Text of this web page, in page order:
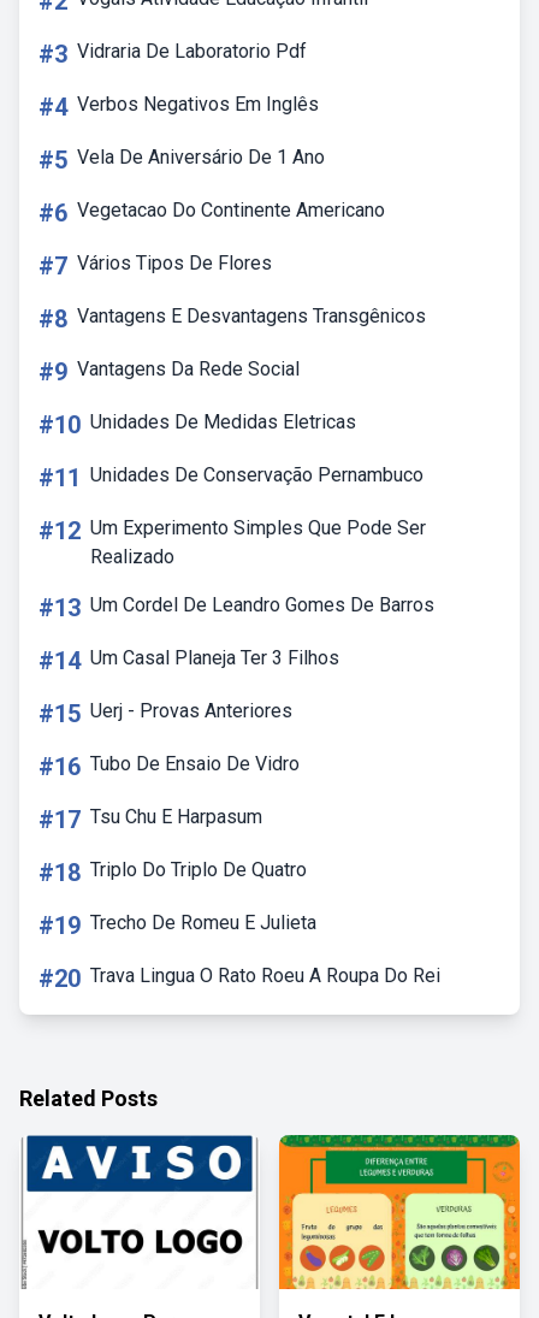
#3 Vidraria De Laboratorio Pdf
#4 Verbos Negativos Em Inglês
#5 Vela De Aniversário De 1 Ano
#6 Vegetacao Do Continente Americano
#7 Vários Tipos De Flores
#8 Vantagens E Desvantagens Transgênicos
#9 Vantagens Da Rede Social
#10 Unidades De Medidas Eletricas
#11 Unidades De Conservação Pernambuco
#12 Um Experimento Simples Que Pode Ser
Realizado
#13 Um Cordel De Leandro Gomes De Barros
#14 Um Casal Planeja Ter 3 Filhos
#15 Uerj - Provas Anteriores
#16 Tubo De Ensaio De Vidro
#17 Tsu Chu E Harpasum
#18 Triplo Do Triplo De Quatro
#19 Trecho De Romeu E Julieta
#20 Trava Lingua O Rato Roeu A Roupa Do Rei
Related Posts